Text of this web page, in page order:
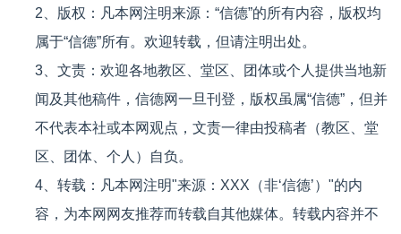
2、版权：凡本网注明来源：“信德”的所有内容，版权均
属于“信德”所有。欢迎转载，但请注明出处。
3、文责：欢迎各地教区、堂区、团体或个人提供当地新
闻及其他稿件，信德网一旦刊登，版权虽属“信德”，但并
不代表本社或本网观点，文责一律由投稿者（教区、堂
区、团体、个人）自负。
4、转载：凡本网注明"来源：XXX（非‘信德’）"的内
容，为本网网友推荐而转载自其他媒体。转载内容并不